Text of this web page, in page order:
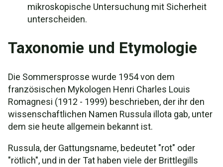
mikroskopische Untersuchung mit Sicherheit
unterscheiden.
Taxonomie und Etymologie
Die Sommersprosse wurde 1954 von dem
französischen Mykologen Henri Charles Louis
Romagnesi (1912 - 1999) beschrieben, der ihr den
wissenschaftlichen Namen Russula illota gab, unter
dem sie heute allgemein bekannt ist.
Russula, der Gattungsname, bedeutet "rot" oder
"rötlich", und in der Tat haben viele der Brittlegills